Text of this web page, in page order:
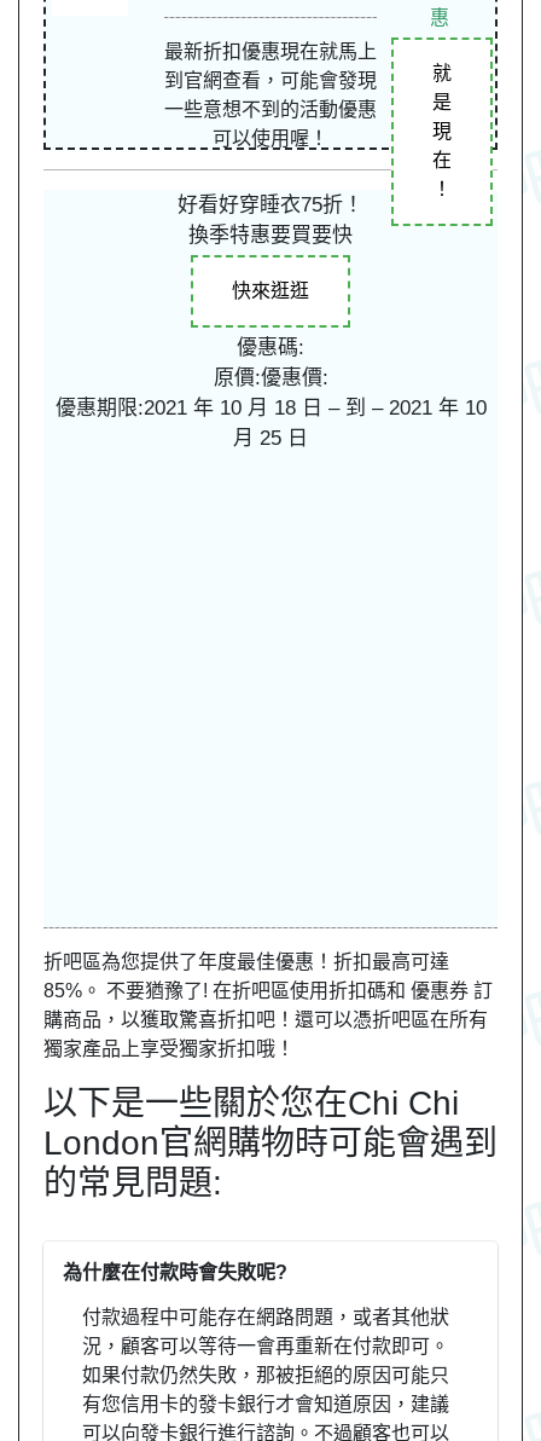
最新折扣優惠現在就馬上
到官網查看，可能會發現
一些意想不到的活動優惠
可以使用喔！
惠
就
是
現
在
！
好看好穿睡衣75折！
換季特惠要買要快
快來逛逛
優惠碼:
原價:優惠價:
優惠期限:2021 年 10 月 18 日 – 到 – 2021 年 10
月 25 日
折吧區為您提供了年度最佳優惠！折扣最高可達
85%。 不要猶豫了! 在折吧區使用折扣碼和 優惠券 訂
購商品，以獲取驚喜折扣吧！還可以憑折吧區在所有
獨家產品上享受獨家折扣哦！
以下是一些關於您在Chi Chi
London官網購物時可能會遇到
的常見問題:
為什麼在付款時會失敗呢?
付款過程中可能存在網路問題，或者其他狀
況，顧客可以等待一會再重新在付款即可。
如果付款仍然失敗，那被拒絕的原因可能只
有您信用卡的發卡銀行才會知道原因，建議
可以向發卡銀行進行諮詢。不過顧客也可以